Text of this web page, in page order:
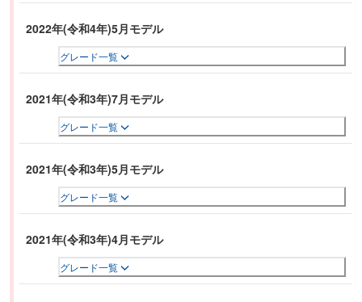
2022年(令和4年)5月モデル
グレード一覧
2021年(令和3年)7月モデル
グレード一覧
2021年(令和3年)5月モデル
グレード一覧
2021年(令和3年)4月モデル
グレード一覧